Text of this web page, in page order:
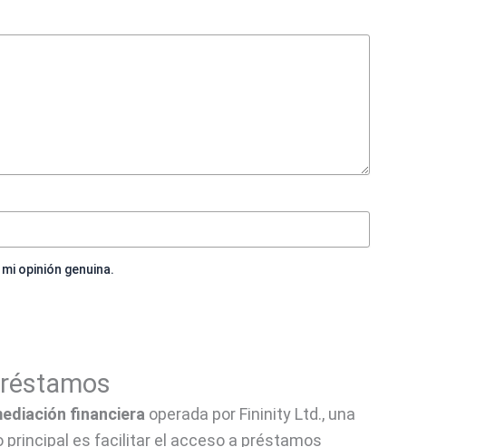
opinión genuina.
financiera operada por Fininity Ltd., una
principal es facilitar el acceso a préstamos